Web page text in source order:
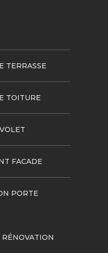
TERRASSE
TOITURE
FACADE
PORTE